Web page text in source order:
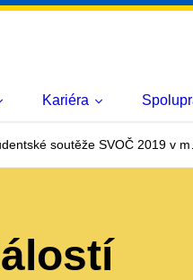
Kariéra
soutěže SVOČ 2019 v